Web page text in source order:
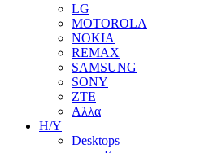
LG
MOTOROLA
NOKIA
REMAX
SAMSUNG
SONY
ZTE
Αλλα
Η/Υ
Desktops